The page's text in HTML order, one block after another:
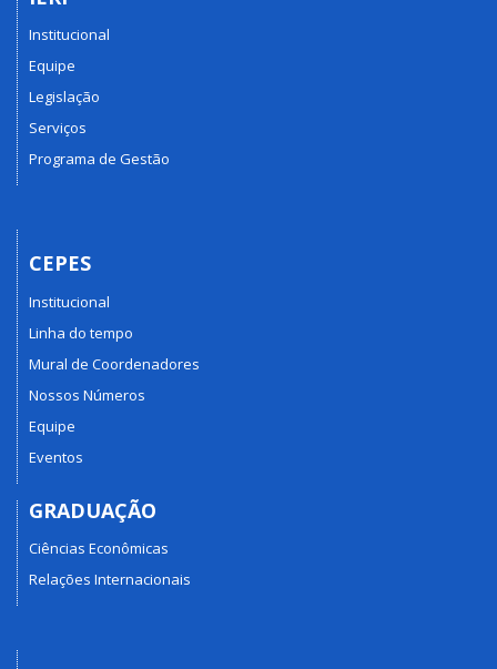
Institucional
Equipe
Legislação
Serviços
Programa de Gestão
CEPES
Institucional
Linha do tempo
Mural de Coordenadores
Nossos Números
Equipe
Eventos
GRADUAÇÃO
Ciências Econômicas
Relações Internacionais